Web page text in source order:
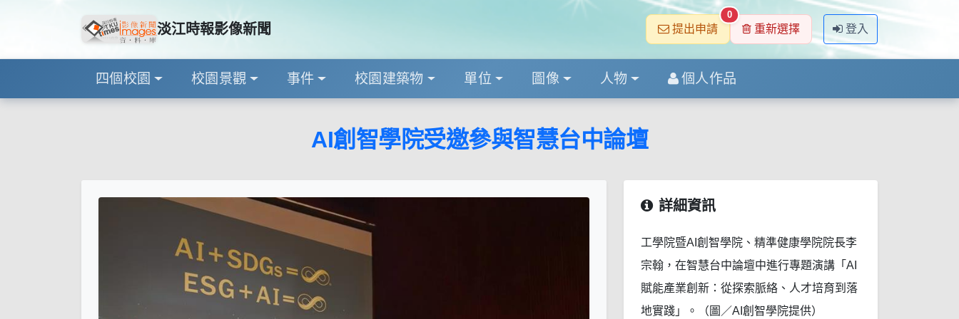
淡江時報影像新聞 提出申請
0
重新選擇 登入
四個校園 校園景觀 事件 校園建築物 單位 圖像 人物 個人作品
AI創智學院受邀參與智慧台中論壇
詳細資訊
工學院暨AI創智學院、精準健康學院院長李
宗翰，在智慧台中論壇中進行專題演講「AI
賦能產業創新：從探索脈絡、人才培育到落
地實踐」。（圖／AI創智學院提供）